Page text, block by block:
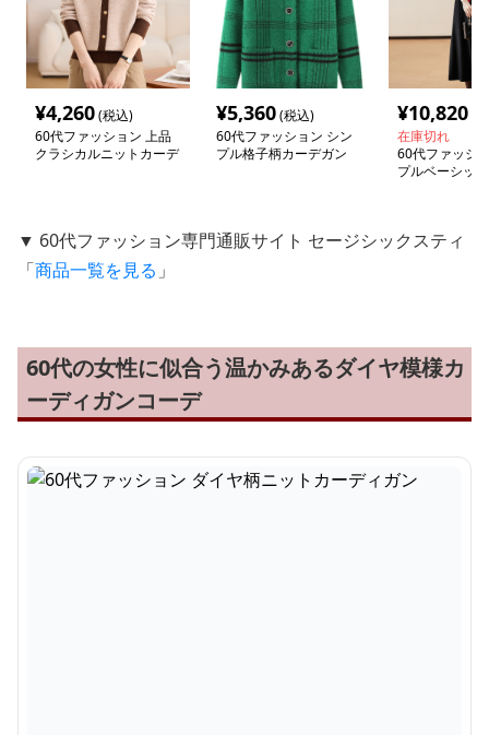
¥4,260(税込)
60代ファッション 上品
クラシカルニットカーデ
¥5,360(税込)
60代ファッション シン
プル格子柄カーデガン
¥10,820
在庫切れ
60代ファッシ
プルベーシッ
▼ 60代ファッション専門通販サイト セージシックスティ
「商品一覧を見る 」
60代の女性に似合う温かみあるダイヤ模様カ
ーディガンコーデ